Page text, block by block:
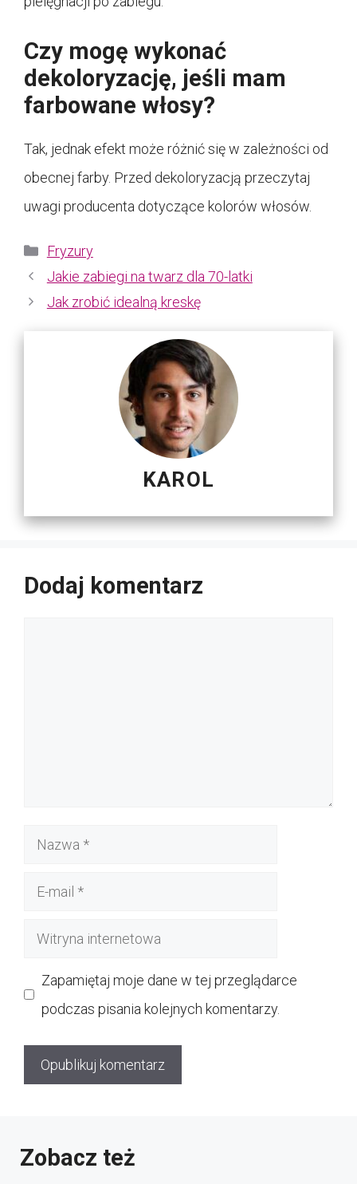
Czy mogę wykonać
dekoloryzację, jeśli mam
farbowane włosy?
Tak, jednak efekt może różnić się w zależności od
obecnej farby. Przed dekoloryzacją przeczytaj
uwagi producenta dotyczące kolorów włosów.
Kategorie
Fryzury
Jakie zabiegi na twarz dla 70-latki
Jak zrobić idealną kreskę
KAROL
Dodaj komentarz
Nazwa
Witryna
Zapamiętaj moje dane w tej przeglądarce
podczas pisania kolejnych komentarzy.
Zobacz też